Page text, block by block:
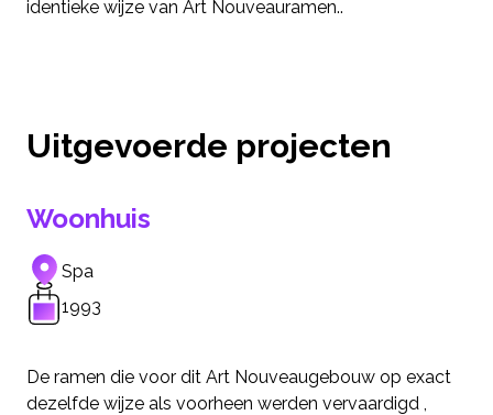
identieke wijze van Art Nouveauramen..
Uitgevoerde projecten
Woonhuis
Spa
1993
De ramen die voor dit Art Nouveaugebouw op exact
dezelfde wijze als voorheen werden vervaardigd ,